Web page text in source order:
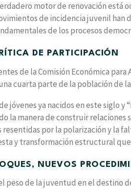
motor de renovación está
de incidencia juvenil han
de los procesos
DE PARTICIPACIÓN
de la Comisión Económica para
cuarta parte de la población de
jóvenes ya nacidos en este siglo
la manera de construir relaciones
resentidas por la polarización y la
y transformación estructural
NUEVOS
peso de la juventud en el destino